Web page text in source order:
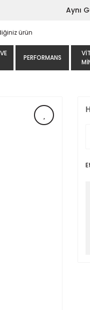
Aynı
PERFORMANS